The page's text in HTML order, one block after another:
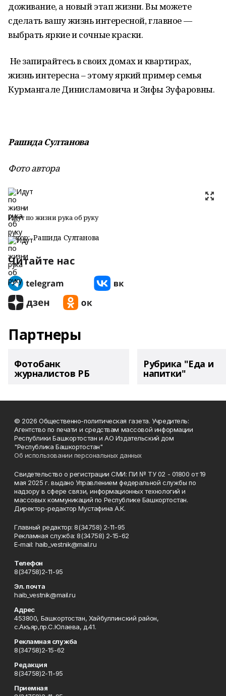
доживание, а новый этап жизни. Вы можете
сделать вашу жизнь интересной, главное —
выбрать яркие и сочные краски.
Не запирайтесь в своих домах и квартирах,
жизнь интересна – этому яркий пример семья
Курмангале Динисламовича и Зифы Зуфаровны.
Рашида Султанова
Фото автора
Идут по жизни рука об руку
Автор: Рашида Султанова
Читайте нас
Партнеры
Фотобанк
журналистов РБ
Рубрика "Еда и
напитки"
© 2026 Общественно-политическая газета. Учредитель:
Агентство по печати и средствам массовой информации
Республики Башкортостан и АО Издательский дом
"Республика Башкортостан"
Об использовании персональных данных
Свидетельство о регистрации СМИ: ПИ № ТУ 02 - 01800 от 19
мая 2025 г. выдано Управлением федеральной службы по
надзору в сфере связи, информационных технологий и
массовых коммуникаций по Республике Башкортостан.
Директор-редактор Мустафина А.К.
Главный редактор: 8(34758) 2-11-95
Рекламная служба: 8(34758) 2-15-62
Е-mаil: haib_vestnik@mail.ru
Телефон
8(34758)2-11-95
Эл. почта
haib_vestnik@mail.ru
Адрес
453800, Башкортостан, Хайбуллинский район,
с.Акъяр,пр.С.Юлаева, д.41.
Рекламная служба
8(34758)2-15-62
Редакция
8(34758)2-11-95
Приемная